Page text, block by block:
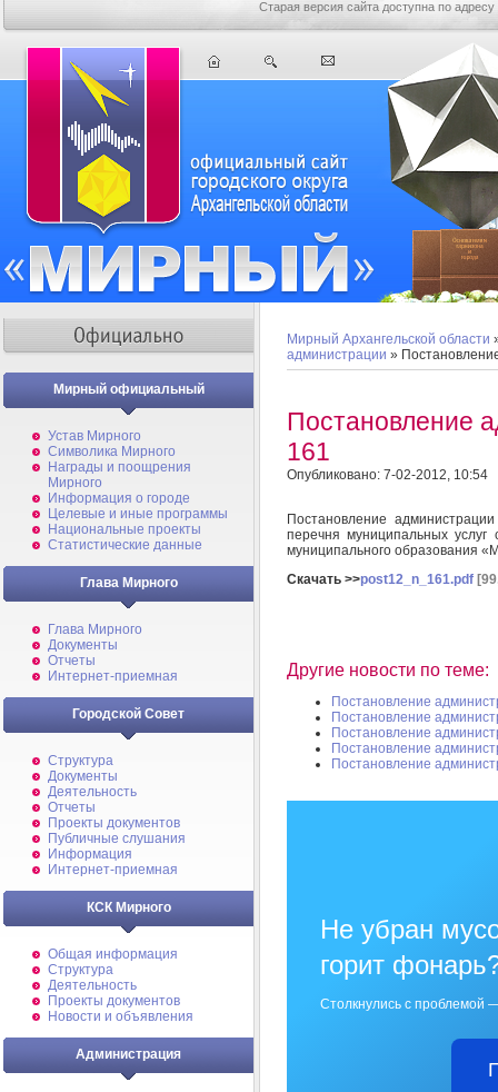
Старая версия сайта доступна по адресу
Мирный официальный
Устав Мирного
Символика Мирного
Награды и поощрения
Мирного
Информация о городе
Целевые и иные программы
Национальные проекты
Статистические данные
Глава Мирного
Глава Мирного
Документы
Отчеты
Интернет-приемная
Городской Совет
Структура
Документы
Деятельность
Отчеты
Проекты документов
Публичные слушания
Информация
Интернет-приемная
КСК Мирного
Общая информация
Структура
Деятельность
Проекты документов
Новости и объявления
Администрация
Мирный Архангельской области
администрации »
Постановление
161
Опубликовано: 7-02-2012, 10:54
Постановление
перечня муниципальных услуг
муниципального образования
Скачать >>post12_n_161.pdf
Другие новости по теме:
Постановление
Постановление
Постановление
Постановление
Постановление
Не убран
горит
Столкнулись с проблемой